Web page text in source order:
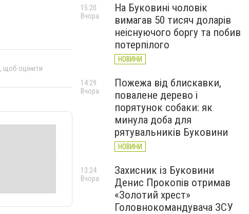
, щоб оцінити
На Буковині чоловік
вимагав 50 тисяч доларів
неіснуючого боргу та побив
потерпілого
НОВИНИ
15:20
Вчора
Пожежа від блискавки,
повалене дерево і
порятунок собаки: як
минула доба для
рятувальників Буковини
НОВИНИ
14:29
Вчора
Захисник із Буковини
Денис Прокопів отримав
«Золотий хрест»
Головнокомандувача ЗСУ
13:24
Вчора